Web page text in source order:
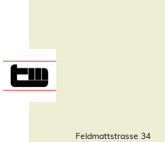
Feldmattstrasse 34